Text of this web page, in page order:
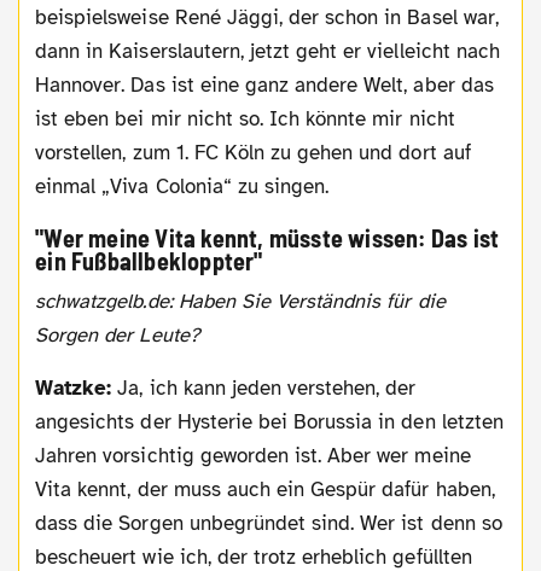
beispielsweise René Jäggi, der schon in Basel war,
dann in Kaiserslautern, jetzt geht er vielleicht nach
Hannover. Das ist eine ganz andere Welt, aber das
ist eben bei mir nicht so. Ich könnte mir nicht
vorstellen, zum 1. FC Köln zu gehen und dort auf
einmal „Viva Colonia“ zu singen.
"Wer meine Vita kennt, müsste wissen: Das ist
ein Fußballbekloppter"
schwatzgelb.de: Haben Sie Verständnis für die
Sorgen der Leute?
Watzke: Ja, ich kann jeden verstehen, der
angesichts der Hysterie bei Borussia in den letzten
Jahren vorsichtig geworden ist. Aber wer meine
Vita kennt, der muss auch ein Gespür dafür haben,
dass die Sorgen unbegründet sind. Wer ist denn so
bescheuert wie ich, der trotz erheblich gefüllten